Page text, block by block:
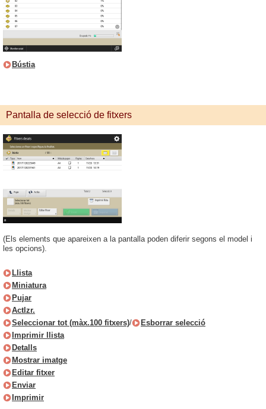
Bústia
Pantalla de selecció de fitxers
(Els elements que apareixen a la pantalla poden diferir segons el model i
les opcions).
Llista
Miniatura
Pujar
Actlzr.
Seleccionar tot (màx.100 fitxers)/
Esborrar selecció
Imprimir llista
Detalls
Mostrar imatge
Editar fitxer
Enviar
Imprimir